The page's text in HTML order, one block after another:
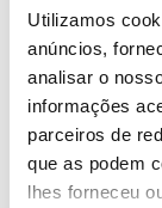
Utilizamos
anúncios,
analisar o
informações
parceiros de
que as podem
lhes forneceu
âmbito da
Consejo
Saiba
13.07.2026